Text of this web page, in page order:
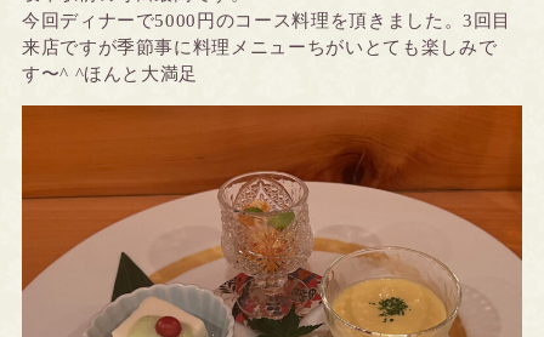
今回ディナーで5000円のコース料理を頂きました。3回目
来店ですが季節事に料理メニューちがいとても楽しみで
す〜^ ^ほんと大満足